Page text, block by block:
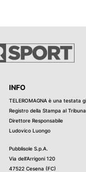
INFO
TELEROMAGNA è una testata
Registro della Stampa al
Direttore Responsabile
Ludovico Luongo
Pubblisole S.p.A.
Via dell’Arrigoni 120
47522 Cesena (FC)